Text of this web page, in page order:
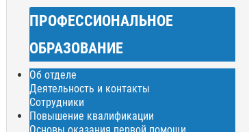
ПРОФЕССИОНАЛЬНОЕ
ОБРАЗОВАНИЕ
Об отделе
Деятельность и контакты
Сотрудники
Повышение квалификации
Основы оказания первой помощи